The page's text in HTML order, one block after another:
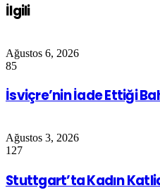
İlgili
Ağustos 6, 2026
85
İsviçre’nin İade Ettiği
Ağustos 3, 2026
127
Stuttgart’ta Kadın